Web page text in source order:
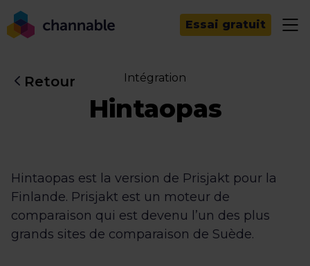
Essai gratuit
Retour Intégration
Hintaopas
Hintaopas est la version de Prisjakt pour la
Finlande. Prisjakt est un moteur de
comparaison qui est devenu l’un des plus
grands sites de comparaison de Suède.